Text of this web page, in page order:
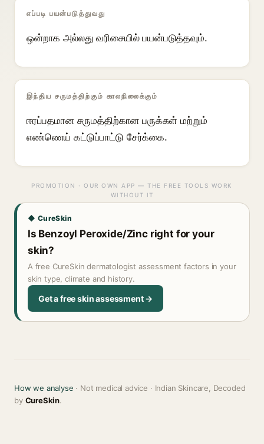
எப்படி பயன்படுத்துவது
ஒன்றாக அல்லது வரிசையில் பயன்படுத்தவும்.
இந்திய சருமத்திற்கும் காலநிலைக்கும்
ஈரப்பதமான சருமத்திற்கான பருக்கள் மற்றும்
எண்ணெய் கட்டுப்பாட்டு சேர்க்கை.
PROMOTION · OUR OWN APP — THE FREE TOOLS WORK
WITHOUT IT
◆ CureSkin
Is Benzoyl Peroxide/Zinc right for your
skin?
A free CureSkin dermatologist assessment factors in your
skin type, climate and history.
Get a free skin assessment →
How we analyse · Not medical advice · Indian Skincare, Decoded
by CureSkin.